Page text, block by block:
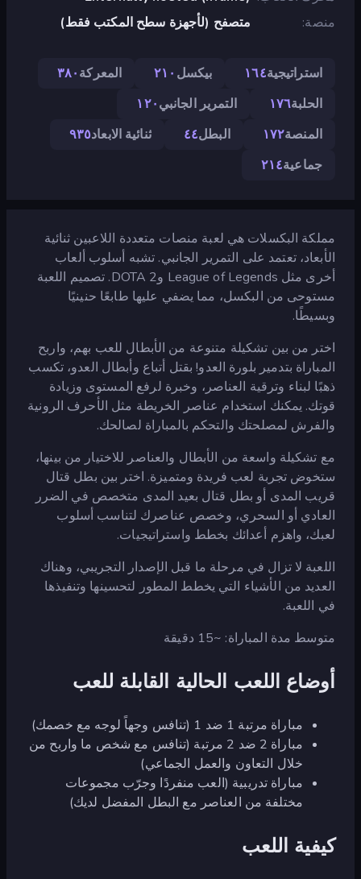
منصة
متصفح (لأجهزة سطح المكتب فقط)
استراتيجية١٦٤ بيكسل ٢١٠ المعركة٣٨٠
الحلبة١٧٦ التمرير الجانبي١٢٠
المنصة١٧٢ البطل٤٤ ثنائية الابعاد٩٣٥
جماعية٢١٤
مملكة البكسلات هي لعبة منصات متعددة اللاعبين ثنائية
الأبعاد، تعتمد على التمرير الجانبي. تشبه أسلوب ألعاب
أخرى مثل League of Legends وDOTA 2. تصميم اللعبة
مستوحى من البكسل، مما يضفي عليها طابعًا حنينيًا
وبسيطًا.
اختر من بين تشكيلة متنوعة من الأبطال للعب بهم، واربح
المباراة بتدمير بلورة العدو! بقتل أتباع وأبطال العدو، تكسب
ذهبًا لبناء وترقية العناصر، وخبرة لرفع المستوى وزيادة
قوتك. يمكنك استخدام عناصر الخريطة مثل الأحرف الرونية
والفرش لمصلحتك والتحكم بالمباراة لصالحك.
مع تشكيلة واسعة من الأبطال والعناصر للاختيار من بينها،
ستخوض تجربة لعب فريدة ومتميزة. اختر بين بطل قتال
قريب المدى أو بطل قتال بعيد المدى متخصص في الضرر
العادي أو السحري، وخصص عناصرك لتناسب أسلوب
لعبك، واهزم أعدائك بخطط واستراتيجيات.
اللعبة لا تزال في مرحلة ما قبل الإصدار التجريبي، وهناك
العديد من الأشياء التي يخطط المطور لتحسينها وتنفيذها
في اللعبة.
متوسط مدة المباراة: ~15 دقيقة
أوضاع اللعب الحالية القابلة للعب
مباراة مرتبة 1 ضد 1 (تنافس وجهاً لوجه مع خصمك)
مباراة 2 ضد 2 مرتبة (تنافس مع شخص ما واربح من
خلال التعاون والعمل الجماعي)
مباراة تدريبية (العب منفردًا وجرّب مجموعات
مختلفة من العناصر مع البطل المفضل لديك)
كيفية اللعب